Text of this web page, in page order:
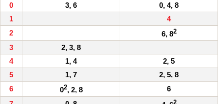
0 3, 6
0, 4, 8
1
4
2
6, 82
3
2, 3, 8
4
1, 4
2, 5
5
1, 7
2, 5, 8
6
02, 2, 8
6
2